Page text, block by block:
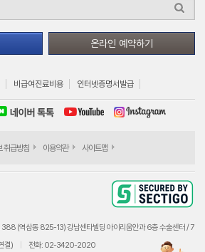
온라인 예약하기
비급여진료비용 인터넷증명서발급
취급방침 이용약관 사이트맵
(역삼동 825-13) 강남센타빌딩 아이리움안과 6층 수술센터 / 7
결)
전화: 02-3420-2020